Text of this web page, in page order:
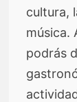
cultura,
música.
podrás